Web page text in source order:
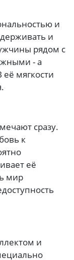
и
и
рядом с
- а
её мягкости
сразу.
к
её
мир
и